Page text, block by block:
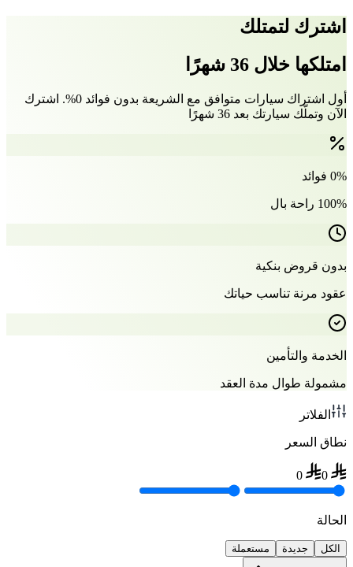
اشترك لتمتلك
امتلكها خلال 36 شهرًا
أول اشتراك سيارات متوافق مع الشريعة بدون فوائد 0%. اشترك
الآن وتملّك سيارتك بعد 36 شهرًا
0% فوائد
100% راحة بال
بدون قروض بنكية
عقود مرنة تناسب حياتك
الخدمة والتأمين
مشمولة طوال مدة العقد
الفلاتر
نطاق السعر
0
0
الحالة
الكل جديدة مستعملة